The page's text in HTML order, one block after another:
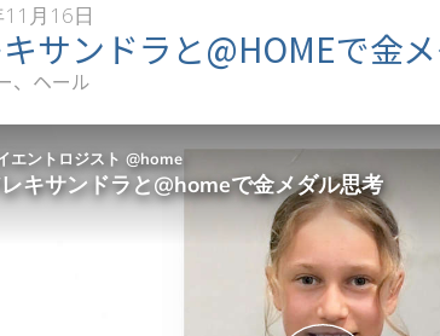
トたちが語るサイエ
トに会いましょう
の基本原理
上級
オーガニゼーション
フリーウィンズ
サイエントロジーを
世界にもたらす
デビッド･ミスキャベッジ氏—
Scientologyの教会指導者
クリ
真実
市民
サイ
スター
月16日
サンドラと@HOMEで金
、ヘール